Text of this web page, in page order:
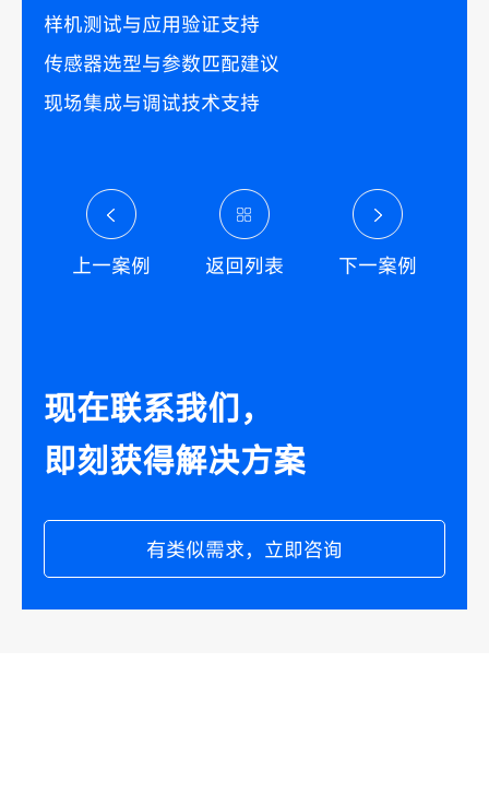
样机测试与应用验证支持
传感器选型与参数匹配建议
现场集成与调试技术支持
上一案例 返回列表 下一案例
现在联系我们，
即刻获得解决方案
有类似需求，立即咨询